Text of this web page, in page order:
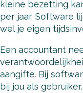
kleine bezetting
per jaar. Software
wel je eigen
Een accountant
aangifte. Bij
bij jou als